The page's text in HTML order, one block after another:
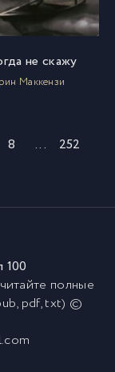
не скажу
Маккензи
8 ... 252
100
полные
pdf, txt) ©